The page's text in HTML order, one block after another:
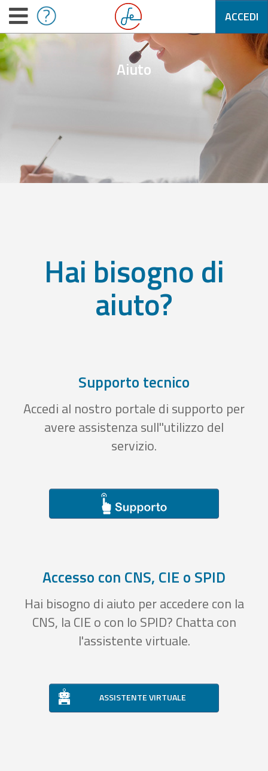
ACCEDI
Aiuto
Hai bisogno di
aiuto?
Supporto tecnico
Accedi al nostro portale di supporto per
avere assistenza sull''utilizzo del
servizio.
Accesso con CNS, CIE o SPID
Hai bisogno di aiuto per accedere con la
CNS, la CIE o con lo SPID? Chatta con
l'assistente virtuale.
ASSISTENTE VIRTUALE